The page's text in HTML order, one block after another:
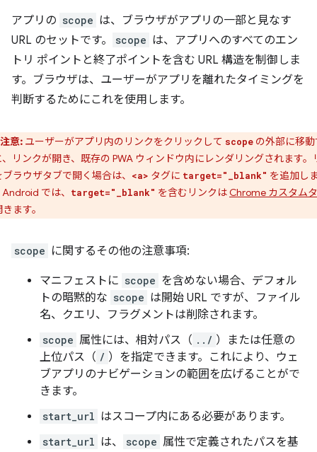
アプリの scope は、ブラウザがアプリの一部と見なす
URL のセットです。
scope は、アプリへのすべてのエン
トリ ポイントと終了ポイントを含む URL 構造を制御しま
す。ブラウザは、ユーザーがアプリを離れたタイミングを
判断するためにこれを使用します。
注意: ユーザーがアプリ内のリンクをクリックして scope の外部に移
、リンクが開き、既存の PWA ウィンドウ内にレンダリングされます。
ラウザタブで開く場合は、
<a> タグに target="_blank" を追加し
では、
target="_blank" を含むリンクはChrome カスタム
ます。
scope に関するその他の注意事項:
マニフェストに scope を含めない場合、デフォル
トの暗黙的な scope は開始 URL ですが、ファイル
名、クエリ、フラグメントは削除されます。
scope 属性には、相対パス（ ../ ）または任意の
上位パス（ / ）を指定できます。これにより、ウェ
ブアプリのナビゲーションの範囲を広げることがで
きます。
start_url はスコープ内にある必要があります。
start_url は、 scope 属性で定義されたパスを基